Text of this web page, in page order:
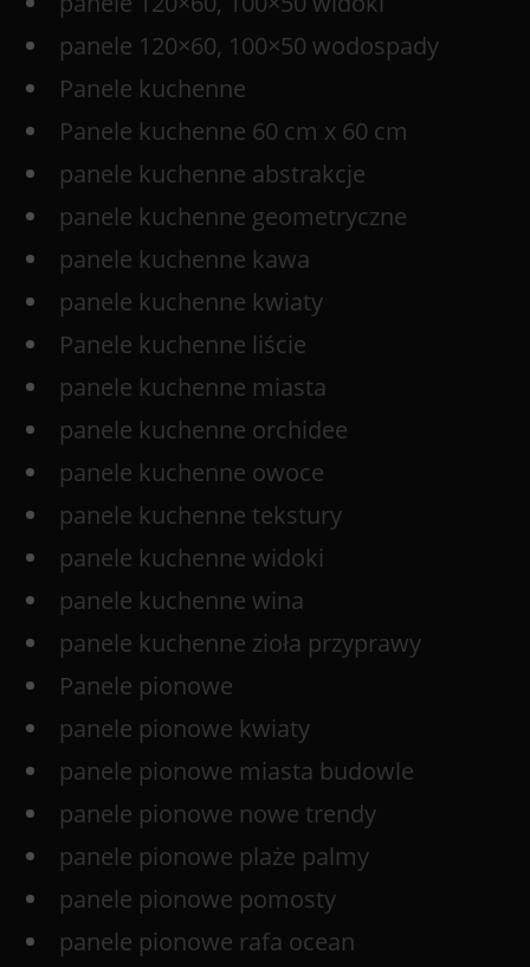
panele 120×60, 100×50 wodospady
Panele kuchenne
Panele kuchenne 60 cm x 60 cm
panele kuchenne abstrakcje
panele kuchenne geometryczne
panele kuchenne kawa
panele kuchenne kwiaty
Panele kuchenne liście
panele kuchenne miasta
panele kuchenne orchidee
panele kuchenne owoce
panele kuchenne tekstury
panele kuchenne widoki
panele kuchenne wina
panele kuchenne zioła przyprawy
Panele pionowe
panele pionowe kwiaty
panele pionowe miasta budowle
panele pionowe nowe trendy
panele pionowe plaże palmy
panele pionowe pomosty
panele pionowe rafa ocean